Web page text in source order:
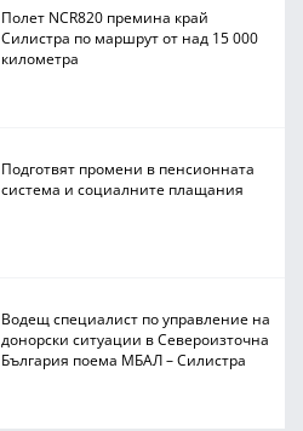
Полет NCR820 премина край
Силистра по маршрут от над 15 000
километра
Подготвят промени в пенсионната
система и социалните плащания
Водещ специалист по управление на
донорски ситуации в Североизточна
България поема МБАЛ – Силистра